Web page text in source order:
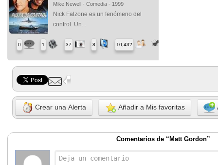
Mike Newell - Comedia - 1999
Nick Falzone es un fenómeno del
control. Un...
0 1 37 8 10,432
Crear una Alerta Añadir a Mis favoritas
Comentarios de “Matt Gordon”